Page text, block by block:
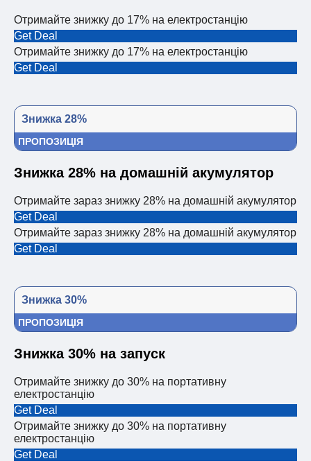
Отримайте знижку до 17% на електростанцію
Get Deal
Отримайте знижку до 17% на електростанцію
Get Deal
Знижка 28%
ПРОПОЗИЦІЯ
Знижка 28% на домашній акумулятор
Отримайте зараз знижку 28% на домашній акумулятор
Get Deal
Отримайте зараз знижку 28% на домашній акумулятор
Get Deal
Знижка 30%
ПРОПОЗИЦІЯ
Знижка 30% на запуск
Отримайте знижку до 30% на портативну
електростанцію
Get Deal
Отримайте знижку до 30% на портативну
електростанцію
Get Deal